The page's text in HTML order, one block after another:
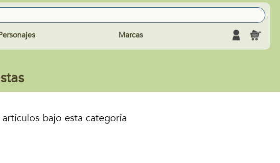
Marcas
bajo esta categoría